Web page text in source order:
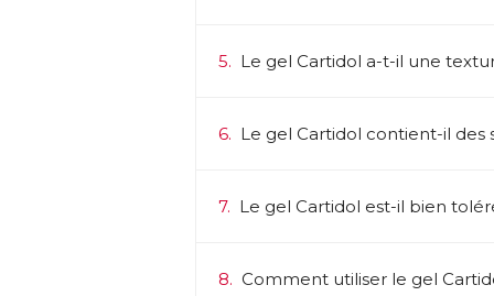
5. Le gel Cartidol a-t-il une
6. Le gel Cartidol contient-il des
7. Le gel Cartidol est-il bien
8. Comment utiliser le gel